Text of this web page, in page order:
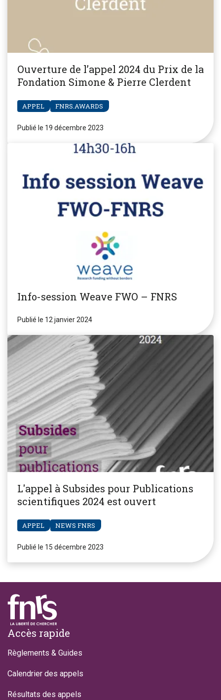
Ouverture de l’appel 2024 du Prix de la
Fondation Simone & Pierre Clerdent
APPEL FNRS.AWARDS
Publié le 19 décembre 2023
Info-session Weave FWO – FNRS
Publié le 12 janvier 2024
L'appel à Subsides pour Publications
scientifiques 2024 est ouvert
APPEL NEWS FNRS
Publié le 15 décembre 2023
Footer
Accès rapide
Règlements & Guides
Calendrier des appels
Résultats des appels